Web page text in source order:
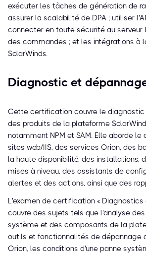
exécuter les tâches de génération de
assurer la scalabilité de DPA ; utiliser
connecter en toute sécurité au serveur
des commandes ; et les intégrations à
SolarWinds.
Diagnostic et
Cette certification couvre le
des produits de la plateforme
notamment NPM et SAM. Elle aborde le
sites web/IIS, des services Orion, des
la haute disponibilité, des installations,
mises à niveau, des assistants de
alertes et des actions, ainsi que des
L'examen de certification « Diagnostics
couvre des sujets tels que l'analyse
système et des composants de la
outils et fonctionnalités de dépannage
Orion, les conditions d'une panne